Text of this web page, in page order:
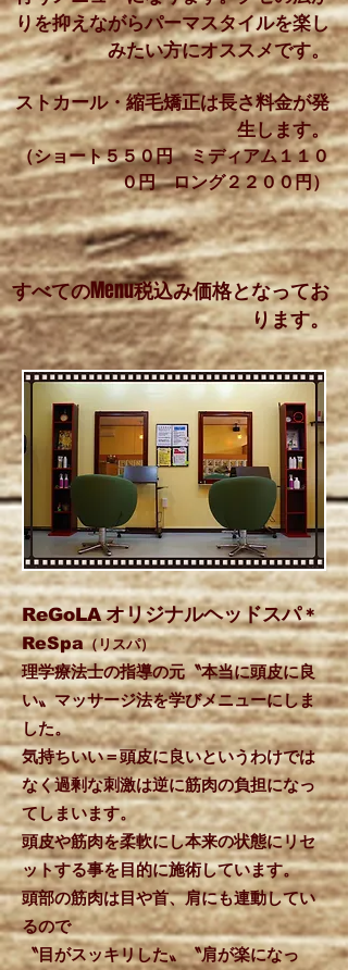
りを抑えながらパーマスタイルを楽し
みたい方にオススメです。
ストカール・縮毛矯正は長さ料金が発
生します。​
​（ショート５５０円 ミディアム１１０
０円 ロング２２００円）
すべてのMenu税込み価格となってお
ります。
ReGoLA オリジナルヘッドスパ＊
ReSpa（リスパ）
理学療法士の指導の元〝本当に頭皮に良
い〟マッサージ法を学びメニューにしま
した。
気持ちいい＝頭皮に良いというわけでは
なく過剰な刺激は逆に筋肉の負担になっ
てしまいます。
頭皮や筋肉を柔軟にし本来の状態にリセ
ットする事を目的に施術しています。
頭部の筋肉は目や首、肩にも連動してい
るので
〝目がスッキリした〟〝肩が楽になっ